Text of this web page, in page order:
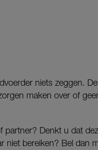
niets zeggen.
maken over of
partner? Denkt u dat
bereiken? Bel dan